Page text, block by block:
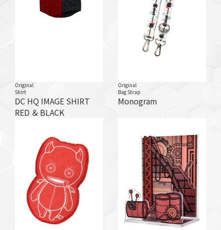
Original
Shirt
DC HQ IMAGE SHIRT
RED ＆ BLACK
Original
Bag Strap
Monogram